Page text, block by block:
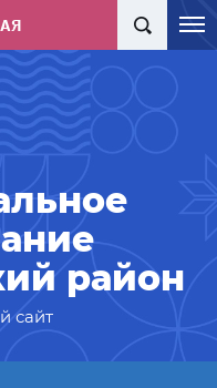
район
сайт